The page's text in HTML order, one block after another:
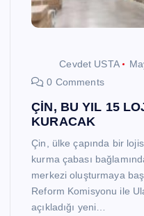
Cevdet USTA
0 Comments
ÇİN, BU YIL 15
KURACAK
Çin, ülke çapında bir
kurma çabası
merkezi oluşturmaya
Reform Komisyonu ile
açıkladığı yeni…